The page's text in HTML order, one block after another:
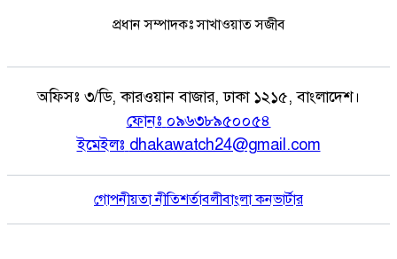
প্রধান সম্পাদকঃ সাখাওয়াত সজীব
অফিসঃ ৩/ডি, কারওয়ান বাজার, ঢাকা ১২১৫, বাংলাদেশ।
ফোনঃ ০৯৬৩৮৯৫০০৫৪
ইমেইলঃ dhakawatch24@gmail.com
গোপনীয়তা নীতিশর্তাবলীবাংলা কনভার্টার